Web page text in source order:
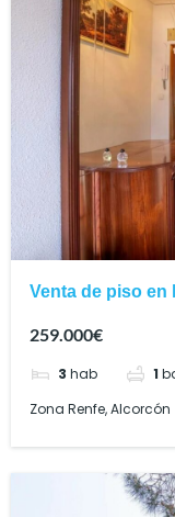
Venta de piso en
259.000€
3 hab 1
Zona Renfe, Alcorcón